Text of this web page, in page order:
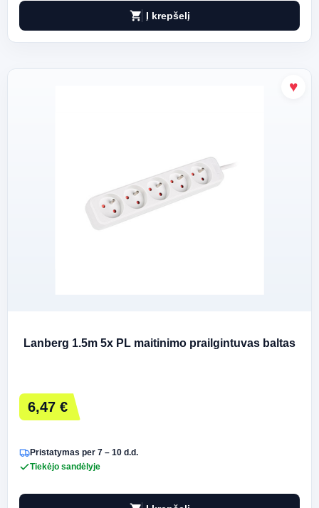
shopping_cart Į krepšelį
Lanberg 1.5m 5x PL maitinimo prailgintuvas baltas
6,47 €
Pristatymas per 7 – 10 d.d.
Tiekėjo sandėlyje